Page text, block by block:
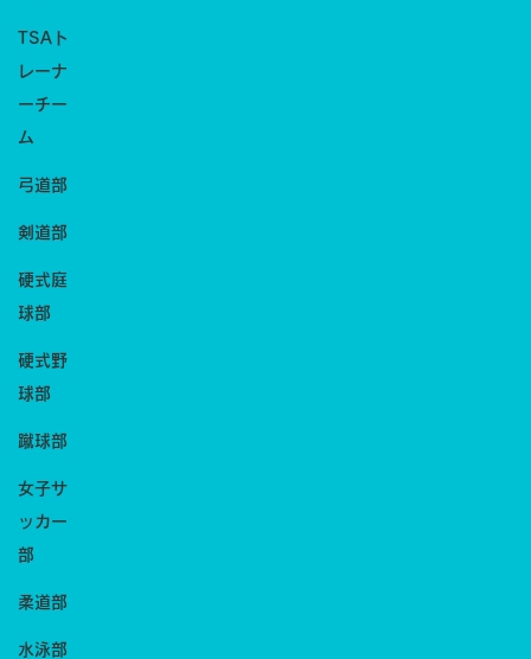
TSAト
レーナ
ーチー
ム
弓道部
剣道部
硬式庭
球部
硬式野
球部
蹴球部
女子サ
ッカー
部
柔道部
水泳部